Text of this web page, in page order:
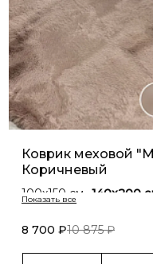
Коврик меховой
Коричневый
100x150 cм 140x200
200x300 см
160х300 см 80х120 см
8 700 ₽10 875 ₽